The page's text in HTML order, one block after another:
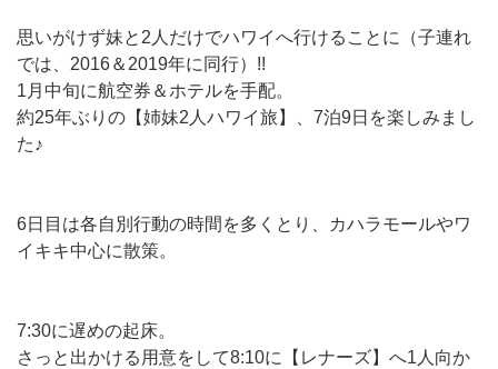
思いがけず妹と2人だけでハワイへ行けることに（子連れ
では、2016＆2019年に同行）!!
1月中旬に航空券＆ホテルを手配。
約25年ぶりの【姉妹2人ハワイ旅】、7泊9日を楽しみまし
た♪
6日目は各自別行動の時間を多くとり、カハラモールやワ
イキキ中心に散策。
7:30に遅めの起床。
さっと出かける用意をして8:10に【レナーズ】へ1人向か